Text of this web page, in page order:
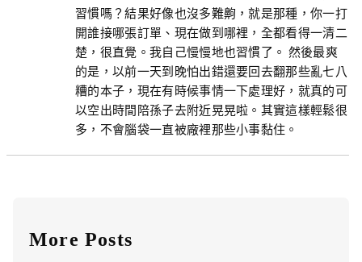
習慣嗎？結果好像也沒多難齁，就是那種，你一打
開誰接哪張訂單、現在做到哪裡，全都看得一清二
楚，很直覺。我自己慢慢地也習慣了。 然後最爽
的是，以前一天到晚怕出錯還要回去翻那些亂七八
糟的本子，現在有時候事情一下處理好，就真的可
以空出時間陪孫子去附近晃晃啦。其實這樣輕鬆很
多，不會腦袋一直被廠裡那些小事黏住。
More Posts